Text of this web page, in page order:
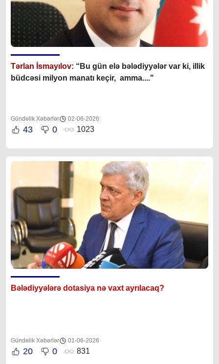
Tərlan İsmayılov: “Bu gün elə bələdiyyələr var ki, illik
büdcəsi milyon manatı keçir, amma...."
Gündəlik Xəbərlər 02-06-2026
43 0 1023
Bələdiyyələrə dotasiya nə vaxt ayrılacaq?
Gündəlik Xəbərlər 01-06-2026
20 0 831